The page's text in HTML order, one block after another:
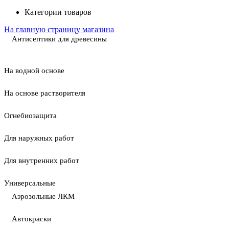
Категории товаров
На главную страницу магазина
Антисептики для древесины
На водной основе
На основе растворителя
Огнебиозащита
Для наружных работ
Для внутренних работ
Универсальные
Аэрозольные ЛКМ
Автокраски